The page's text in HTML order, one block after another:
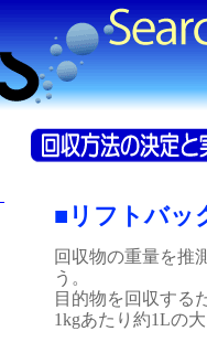
■リフトバッ
回収物の重量を推
う。
目的物を回収する
1kgあたり約1Lの